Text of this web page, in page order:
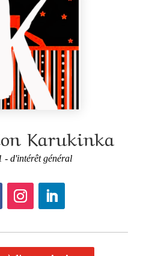
Karukinka
- d'intérêt général